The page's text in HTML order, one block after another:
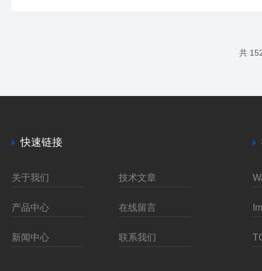
的制造商和研究人员共同努力，开发了能够适应这些极*
共
快速链接
关于我们 技术文章
产品中心 在线留言
新闻中心 联系我们